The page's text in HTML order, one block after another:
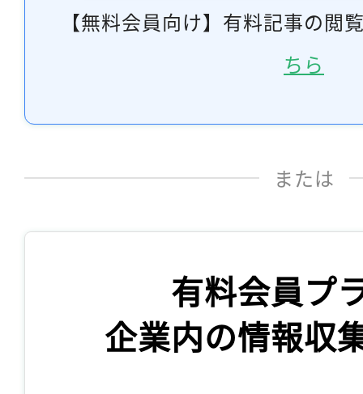
【無料会員向け】有料記事の閲
ちら
または
有料会員プ
企業内の情報収